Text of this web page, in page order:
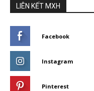
LIÊN KẾT MXH
Facebook
Instagram
Pinterest